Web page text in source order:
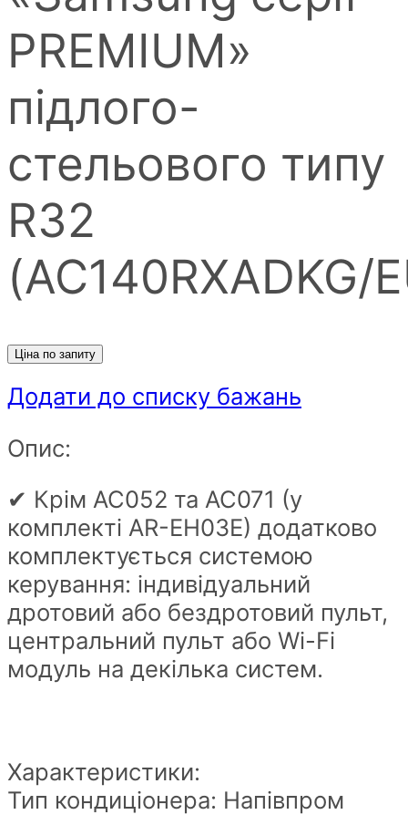
PREMIUM»
пiдлого-
стельового типу
R32
(AC140RXADKG/
Ціна по запиту
Додати до списку бажань
Опис:
✔ Крім AC052 та AC071 (у
комплекті AR-EH03E) додатково
комплектується системою
керування: індивідуальний
дротовий або бездротовий пульт,
центральний пульт або Wi-Fi
модуль на декілька систем.
Характеристики:
Тип кондиціонера: Напівпром